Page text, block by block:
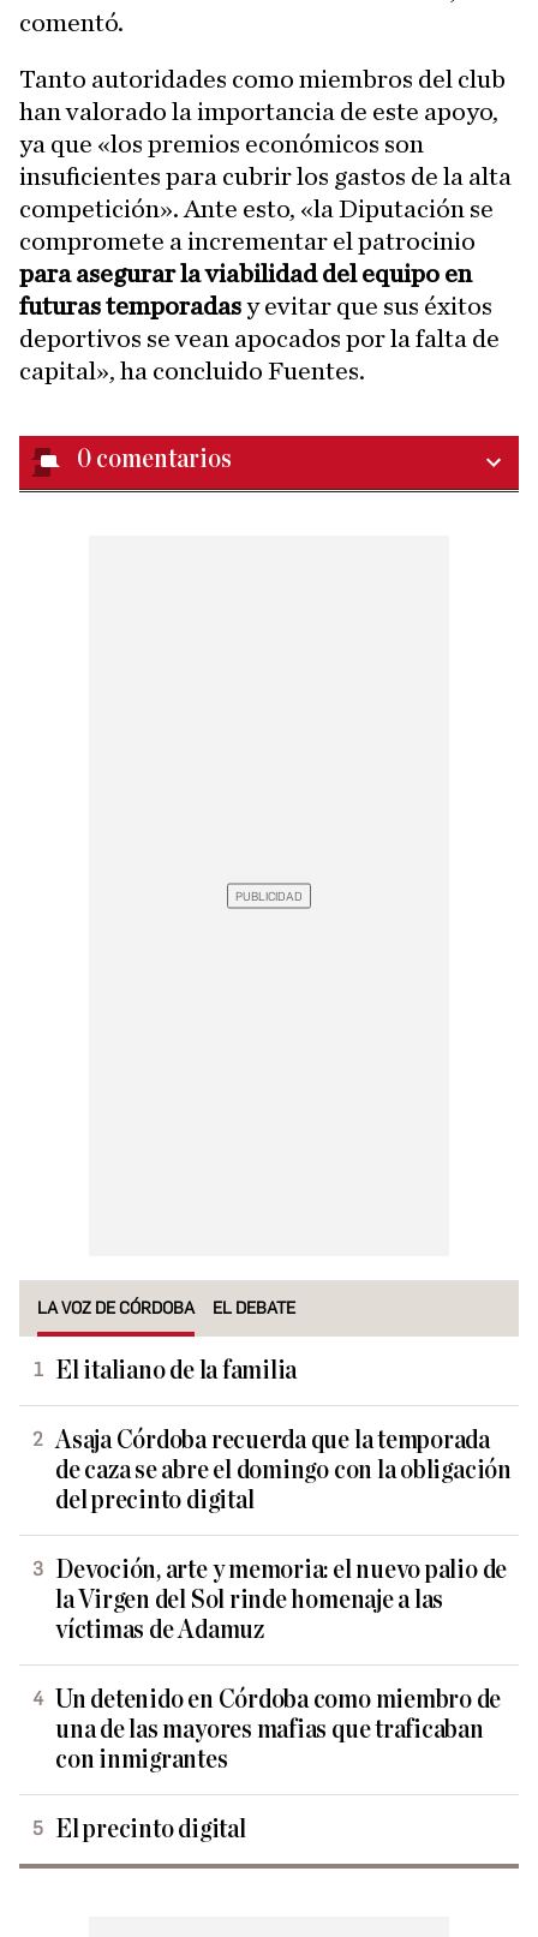
comentó.
Tanto autoridades como miembros del club
han valorado la importancia de este apoyo,
ya que «los premios económicos son
insuficientes para cubrir los gastos de la alta
competición». Ante esto, «la Diputación se
compromete a incrementar el patrocinio
para asegurar la viabilidad del equipo en
futuras temporadasy evitar que sus éxitos
deportivos se vean apocados por la falta de
capital», ha concluido Fuentes.
0 comentarios
LA VOZ DE CÓRDOBA EL DEBATE
El italiano de la familia
Asaja Córdoba recuerda que la temporada
de caza se abre el domingo con la obligación
del precinto digital
Devoción, arte y memoria: el nuevo palio de
la Virgen del Sol rinde homenaje a las
víctimas de Adamuz
Un detenido en Córdoba como miembro de
una de las mayores mafias que traficaban
con inmigrantes
El precinto digital